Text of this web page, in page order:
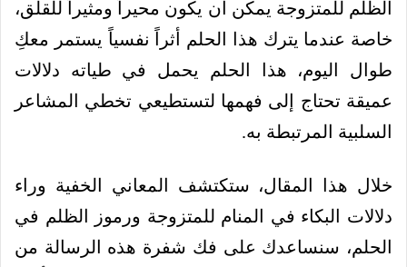
الظلم للمتزوجة يمكن أن يكون محيراً ومثيراً للقلق،
خاصة عندما يترك هذا الحلم أثراً نفسياً يستمر معكِ
طوال اليوم، هذا الحلم يحمل في طياته دلالات
عميقة تحتاج إلى فهمها لتستطيعي تخطي المشاعر
السلبية المرتبطة به.
خلال هذا المقال، ستكتشف المعاني الخفية وراء
دلالات البكاء في المنام للمتزوجة ورموز الظلم في
الحلم، سنساعدك على فك شفرة هذه الرسالة من